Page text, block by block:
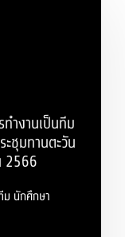
ำงานเป็นทีม
ชุมทานตะวัน
2566
ม นักศึกษา